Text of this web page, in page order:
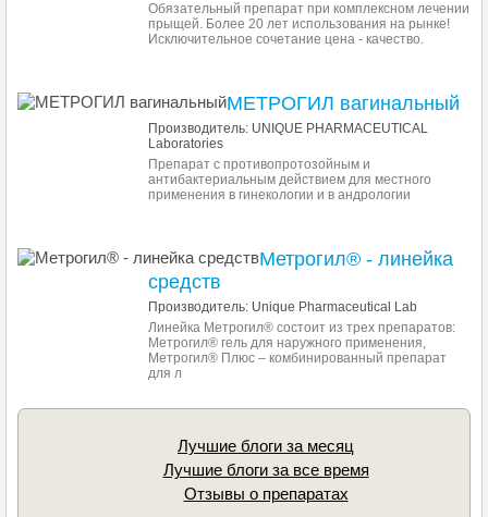
Обязательный препарат при комплексном лечении
прыщей. Более 20 лет использования на рынке!
Исключительное сочетание цена - качество.
МЕТРОГИЛ вагинальный
Производитель: UNIQUE PHARMACEUTICAL
Laboratories
Препарат с противопротозойным и
антибактериальным действием для местного
применения в гинекологии и в андрологии
Метрогил® - линейка
средств
Производитель: Unique Pharmaceutical Lab
Линейка Метрогил® состоит из трех препаратов:
Метрогил® гель для наружного применения,
Метрогил® Плюс – комбинированный препарат
для л
Лучшие блоги за месяц
Лучшие блоги за все время
Отзывы о препаратах